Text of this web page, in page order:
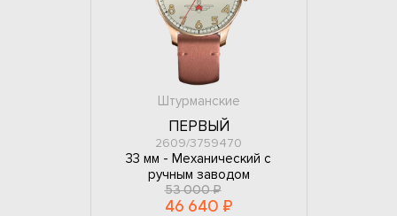
Штурманские
ПЕРВЫЙ
2609/3759470
33 мм - Механический с
ручным заводом
53 000 ₽
46 640 ₽